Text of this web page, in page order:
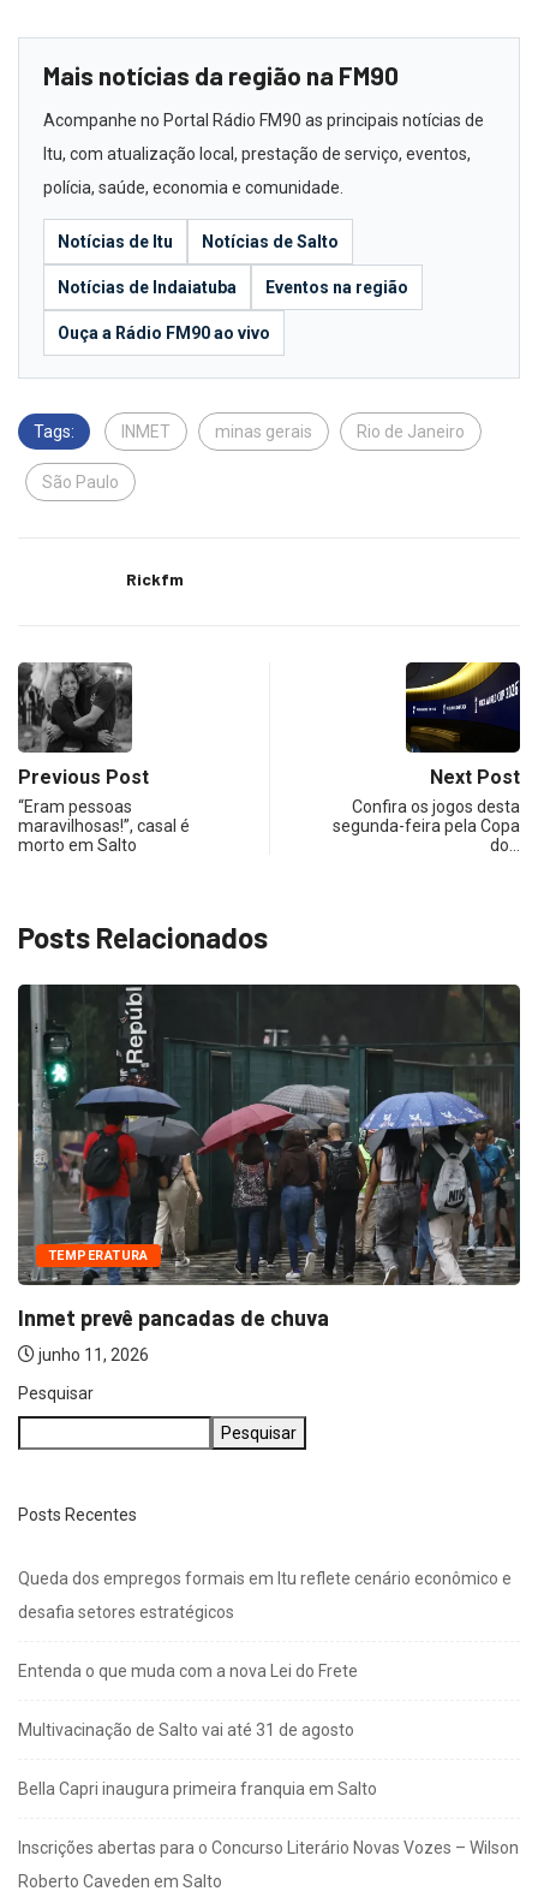
Mais notícias da região na FM90
Acompanhe no Portal Rádio FM90 as principais notícias de
Itu, com atualização local, prestação de serviço, eventos,
polícia, saúde, economia e comunidade.
Notícias de Itu Notícias de Salto
Notícias de Indaiatuba Eventos na região
Ouça a Rádio FM90 ao vivo
Tags: INMET minas gerais Rio de Janeiro
São Paulo
Rickfm
Previous Post
“Eram pessoas
maravilhosas!”, casal é
morto em Salto
Next Post
Confira os jogos desta
segunda-feira pela Copa
do…
Posts Relacionados
TEMPERATURA
Inmet prevê pancadas de chuva
junho 11, 2026
Pesquisar
Pesquisar
Posts Recentes
Queda dos empregos formais em Itu reflete cenário econômico e
desafia setores estratégicos
Entenda o que muda com a nova Lei do Frete
Multivacinação de Salto vai até 31 de agosto
Bella Capri inaugura primeira franquia em Salto
Inscrições abertas para o Concurso Literário Novas Vozes – Wilson
Roberto Caveden em Salto